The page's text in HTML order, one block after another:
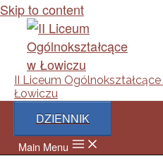
Skip to content
II Liceum
Łowiczu
DZIENNIK
Main Menu